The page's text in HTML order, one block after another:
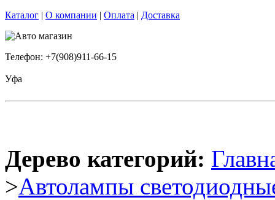
Каталог | О компании | Оплата | Доставка
Телефон: +7(908)911-66-15
Уфа
Дерево категорий:
>Автолампы